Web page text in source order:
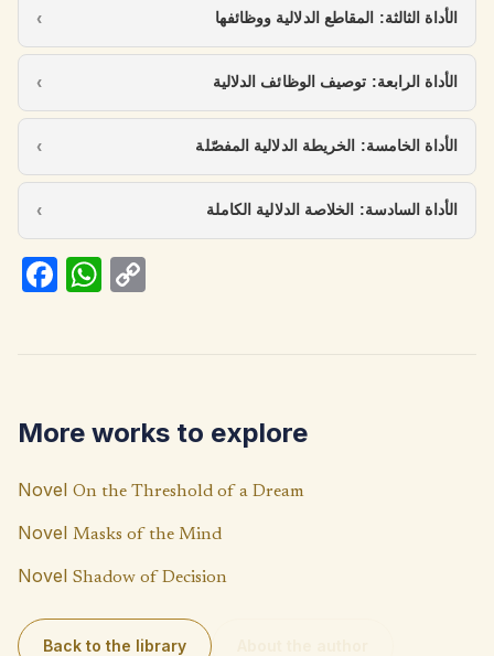
الأداة الثالثة: المقاطع الدلالية ووظائفها
الأداة الرابعة: توصيف الوظائف الدلالية
الأداة الخامسة: الخريطة الدلالية المفصّلة
الأداة السادسة: الخلاصة الدلالية الكاملة
Fa
k
W
p
p
Li
n
k
More works to explore
Novel On the Threshold of a Dream
Novel Masks of the Mind
Novel Shadow of Decision
Back to the library